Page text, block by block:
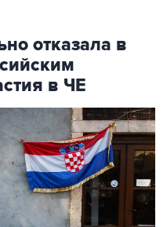
отказала в
в ЧЕ